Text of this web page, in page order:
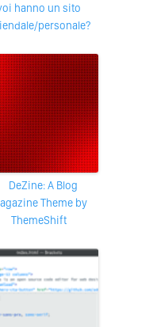
hanno un sito
personale?
deZine: A Blog
Theme by
ThemeShift